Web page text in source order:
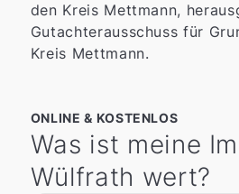
den Kreis Mettmann,
Gutachterausschuss für
Kreis Mettmann.
ONLINE & KOSTENLOS
Was ist meine
Wülfrath wert?